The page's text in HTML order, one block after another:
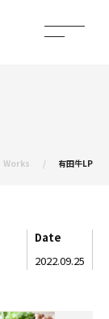
Works 有田牛LP
Date
2022.09.25